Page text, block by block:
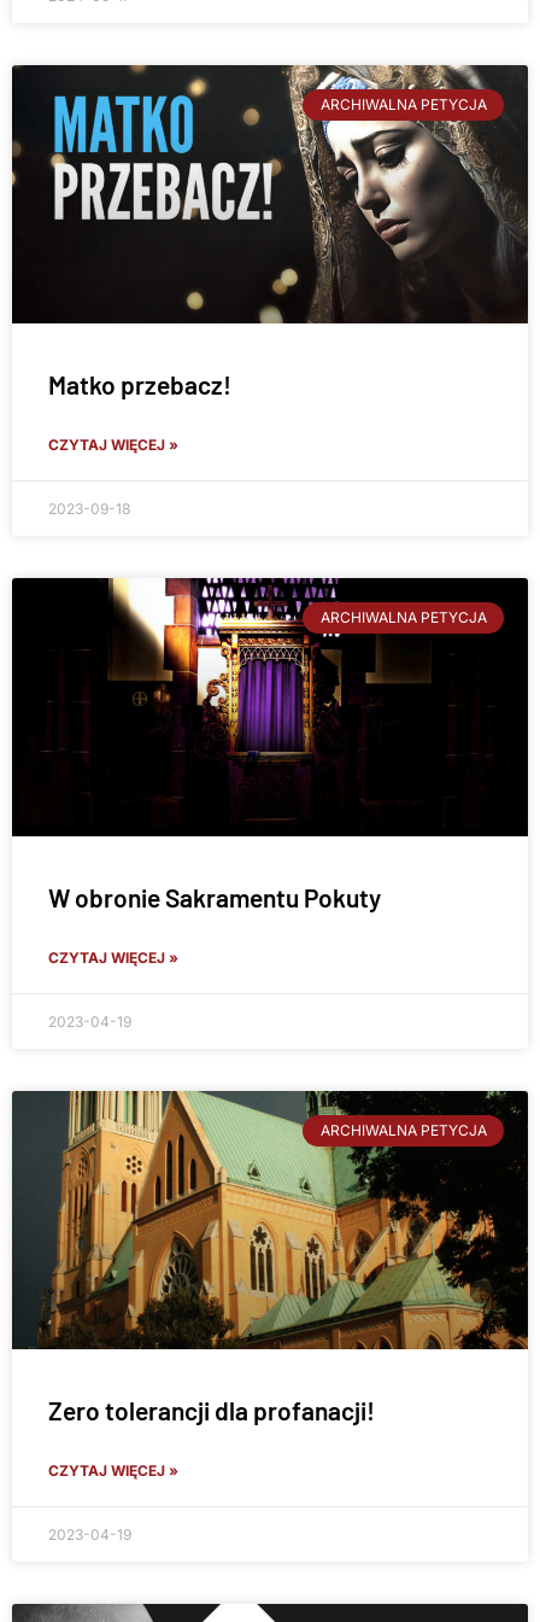
ARCHIWALNA PETYCJA
Matko przebacz!
CZYTAJ WIĘCEJ »
2023-09-18
ARCHIWALNA PETYCJA
W obronie Sakramentu Pokuty
CZYTAJ WIĘCEJ »
2023-04-19
ARCHIWALNA PETYCJA
Zero tolerancji dla profanacji!
CZYTAJ WIĘCEJ »
2023-04-19